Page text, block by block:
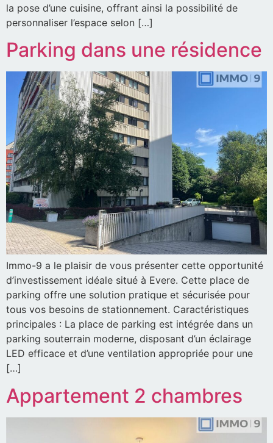
la pose d’une cuisine, offrant ainsi la possibilité de
personnaliser l’espace selon […]
Parking dans une résidence
Immo-9 a le plaisir de vous présenter cette opportunité
d’investissement idéale situé à Evere. Cette place de
parking offre une solution pratique et sécurisée pour
tous vos besoins de stationnement. Caractéristiques
principales : La place de parking est intégrée dans un
parking souterrain moderne, disposant d’un éclairage
LED efficace et d’une ventilation appropriée pour une
[…]
Appartement 2 chambres